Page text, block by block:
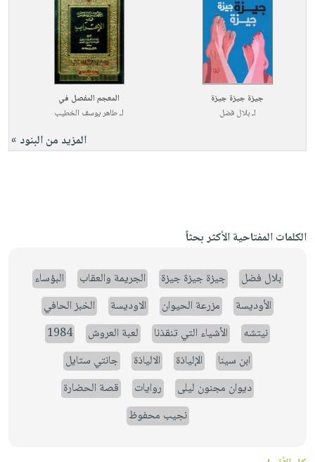
جيزة جيزة جيزة
لـبلال فضل
المعجم المفصل في
لـطاهر يوسف الخطيب
المزيد من البنود »
الكلمات المفتاحية الأكثر بحثاً
بلال فضل جيزة جيزة جيزة الجريمة والعقاب
البؤساء
الأوديسة
مزرعة الحيوان الاوديسة
الخبز الحافي
نيتشه
الأشياء التي تنقذنا لعبة العروش
1984
ابن سينا
الإلياذة الالياذة
جانتي ستايل
ديوان مجنون ليلى
روايات
قصة الحضارة
نجيب محفوظ